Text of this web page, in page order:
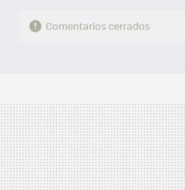
Comentarios cerrados